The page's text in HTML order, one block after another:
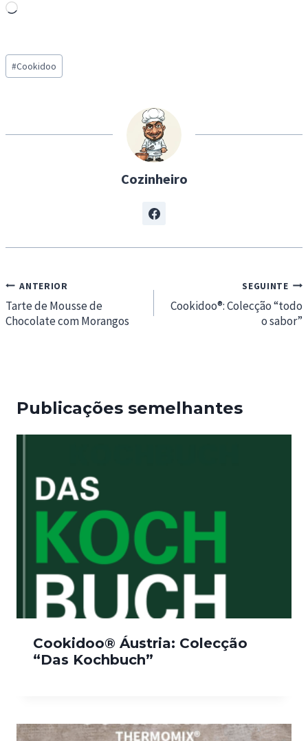
L
d
i
…
Post
Tags:
#Cookidoo
Cozinheiro
Navegação
de
artigos
ANTERIOR
Tarte de Mousse de
Chocolate com Morangos
SEGUINTE
Cookidoo®: Colecção “todo
o sabor”
Publicações semelhantes
Cookidoo® Áustria: Colecção
“Das Kochbuch”